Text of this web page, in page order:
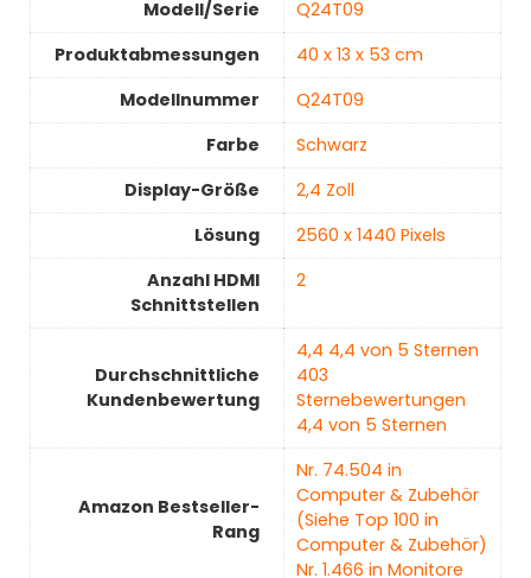
Modell/Serie
‎Q24T09
Produktabmessungen
‎40 x 13 x 53 cm
Modellnummer
‎Q24T09
Farbe
‎Schwarz
Display-Größe
‎2,4 Zoll
Lösung
‎2560 x 1440 Pixels
Anzahl HDMI
Schnittstellen
2
Durchschnittliche
Kundenbewertung
4,4 4,4 von 5 Sternen
403
Sternebewertungen
4,4 von 5 Sternen
Amazon Bestseller-
Rang
Nr. 74.504 in
Computer & Zubehör
(Siehe Top 100 in
Computer & Zubehör)
Nr. 1.466 in Monitore